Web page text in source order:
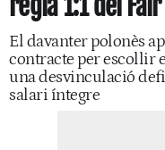
El davanter polonès
contracte per escollir
una desvinculació
salari íntegre